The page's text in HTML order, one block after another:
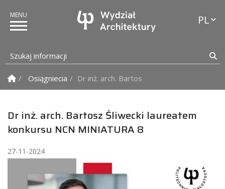
Szukaj informacji
Strona Główna
Osiągniecia Dr inż. arch. Bartosz Śliwecki laureatem
Dr inż. arch. Bartosz Śliwecki laureatem
konkursu NCN MINIATURA 8
27-11-2024